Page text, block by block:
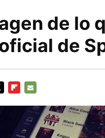
de lo
de
MAIL